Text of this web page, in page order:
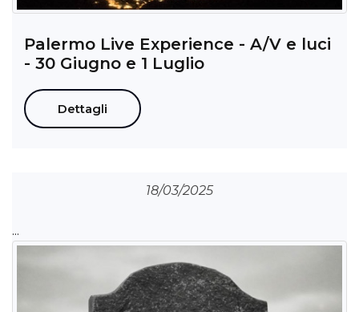
Palermo Live Experience - A/V e luci
- 30 Giugno e 1 Luglio
Dettagli
18/03/2025
...